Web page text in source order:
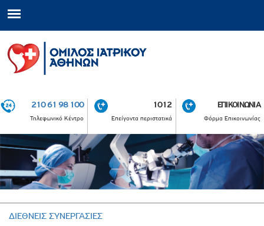
210 61 98 100
Τηλεφωνικό Κέντρο
1012
Επείγοντα περιστατικά
ΕΠΙΚΟΙΝΩΝΙΑ
Φόρμα Επικοινωνίας
ΔΙΕΘΝΕΙΣ ΣΥΝΕΡΓΑΣΙΕΣ